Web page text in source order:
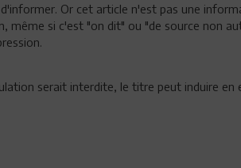
Or cet article n'est pas une
même si c'est "on dit" ou "de source non
serait interdite, le titre peut induire en